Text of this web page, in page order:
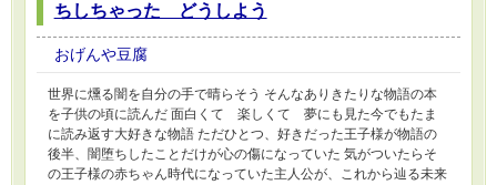
ちしちゃった どうしよう
おげんや豆腐
世界に燻る闇を自分の手で晴らそう そんなありきたりな物語の本
を子供の頃に読んだ 面白くて 楽しくて 夢にも見た今でもたま
に読み返す大好きな物語 ただひとつ、好きだった王子様が物語の
後半、闇堕ちしたことだけが心の傷になっていた 気がついたらそ
の王子様の赤ちゃん時代になっていた主人公が、これから辿る未来